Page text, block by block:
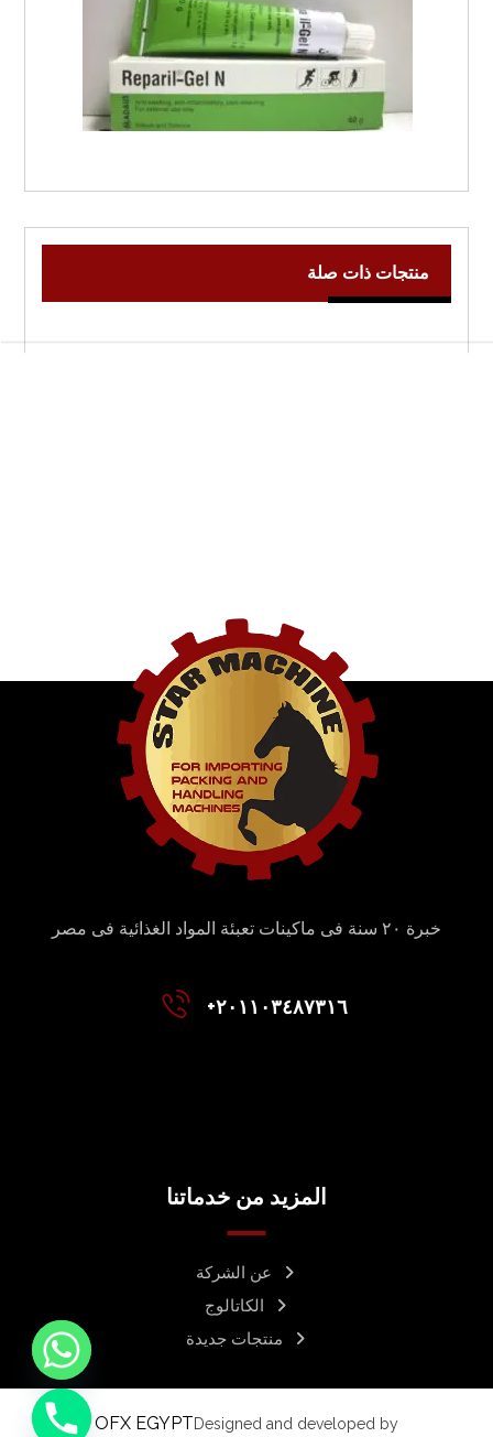
منتجات ذات صلة
خبرة ٢٠ سنة فى ماكينات تعبئة المواد الغذائية فى مصر
+٢٠١١٠٣٤٨٧٣١٦
المزيد من خدماتنا
عن الشركة
الكاتالوج
منتجات جديدة
Designed and developed by
OFX EGYPT